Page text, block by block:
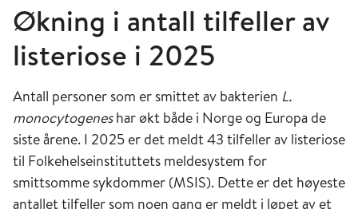
Økning i antall tilfeller av
listeriose i 2025
Antall personer som er smittet av bakterien L.
monocytogeneshar økt både i Norge og Europa de
siste årene. I 2025 er det meldt 43 tilfeller av listeriose
til Folkehelseinstituttets meldesystem for
smittsomme sykdommer (MSIS). Dette er det høyeste
antallet tilfeller som noen gang er meldt i løpet av et